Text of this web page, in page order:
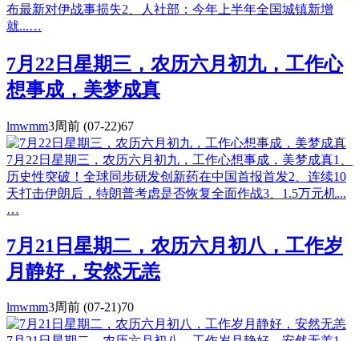
布最新对伊战事损失2、人社部：今年上半年全国城镇新增
就...…
7月22日星期三，农历六月初九，工作心
想事成，美梦成真
lmwmm3周前 (07-22)67
7月22日星期三，农历六月初九，工作心想事成，美梦成真1、
历史性突破！全球同步研发创新药在中国首报首发2、连续10
天打击伊朗后，特朗普考虑是否恢复全面作战3、1.5万元机...
…
7月21日星期二，农历六月初八，工作岁
月静好，安然无恙
lmwmm3周前 (07-21)70